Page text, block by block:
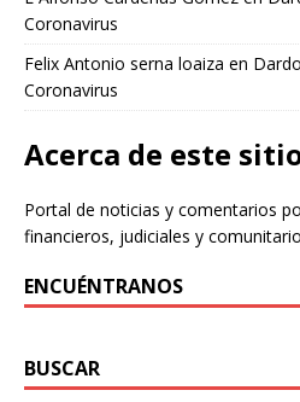
Coronavirus
Felix Antonio serna loaiza en
Coronavirus
Acerca de este
Portal de noticias y comentarios
financieros, judiciales y
ENCUÉNTRANOS
BUSCAR